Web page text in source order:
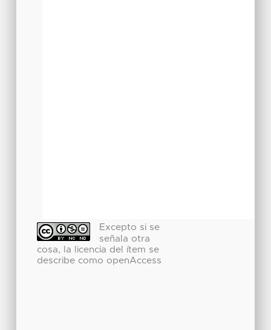
Excepto si se
señala otra
cosa, la licencia del ítem se
describe como openAccess